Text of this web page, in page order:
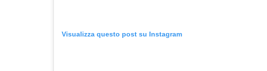
Visualizza questo post su Instagram